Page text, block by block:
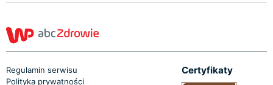
Regulamin serwisu
Polityka prywatności
Certyfikaty